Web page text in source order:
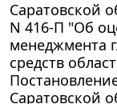
Саратовской
N 416-П "Об
менеджмента
средств
Саратовской